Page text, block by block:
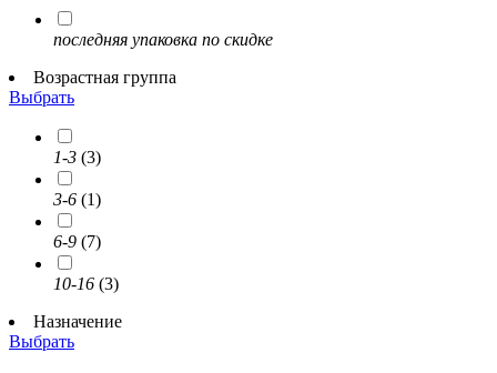
последняя упаковка по скидке
Возрастная группа
Выбрать
1-3 (3)
3-6 (1)
6-9 (7)
10-16 (3)
Назначение
Выбрать